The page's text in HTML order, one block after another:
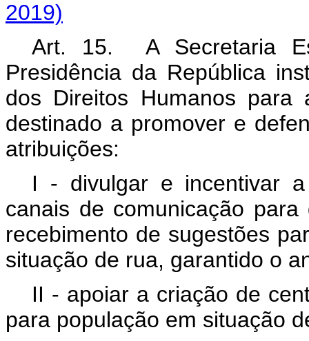
2019)
Art. 15. A Secretaria
Presidência da República
dos Direitos Humanos
destinado a promover e
atribuições:
I - divulgar e incentivar
canais de comunicação
recebimento de sugestões
situação de rua, garantido o
II - apoiar a criação de
para população em situação